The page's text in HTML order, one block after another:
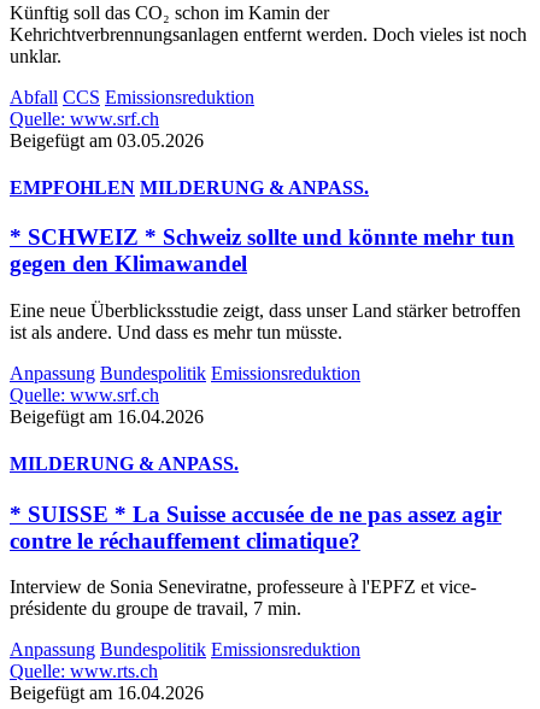
Künftig soll das CO₂ schon im Kamin der
Kehrichtverbrennungsanlagen entfernt werden. Doch vieles ist noch
unklar.
Abfall CCS Emissionsreduktion
Quelle: www.srf.ch
Beigefügt am 03.05.2026
EMPFOHLEN MILDERUNG & ANPASS.
* SCHWEIZ * Schweiz sollte und könnte mehr tun
gegen den Klimawandel
Eine neue Überblicksstudie zeigt, dass unser Land stärker betroffen
ist als andere. Und dass es mehr tun müsste.
Anpassung Bundespolitik Emissionsreduktion
Quelle: www.srf.ch
Beigefügt am 16.04.2026
MILDERUNG & ANPASS.
* SUISSE * La Suisse accusée de ne pas assez agir
contre le réchauffement climatique?
Interview de Sonia Seneviratne, professeure à l'EPFZ et vice-
présidente du groupe de travail, 7 min.
Anpassung Bundespolitik Emissionsreduktion
Quelle: www.rts.ch
Beigefügt am 16.04.2026